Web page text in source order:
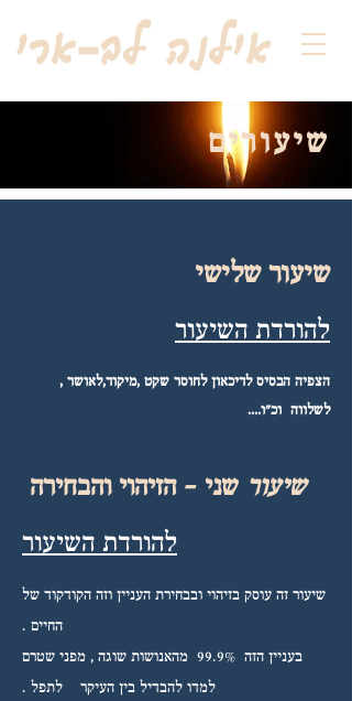
שיעור שלישי
להורדת השיעור
הצפיה הבסיס לדיכאון לחוסר שקט ,מיקוד,לאושר ,
לשלווה וכ"ו....
שיעור שני - הזיהוי והבחירה
להורדת השיעור
שיעור זה עוסק בזיהוי ובבחירת העניין וזה הקודקוד של
החיים .
בעניין הזה 99.9% מהאנושות שוגה , מפני שטרם
למדו להבדיל בין העיקר לתפל .
שיעורים